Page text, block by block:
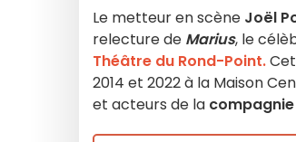
Le metteur en scène Joël
relecture de Marius, le
Théâtre du Rond-Point.
2014 et 2022 à la Maison
et acteurs de la